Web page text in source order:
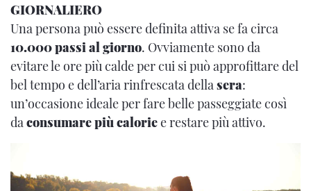
GIORNALIERO
Una persona può essere definita attiva se fa circa
10.000 passi al giorno. Ovviamente sono da
evitare le ore più calde per cui si può approfittare del
bel tempo e dell’aria rinfrescata dellasera:
un’occasione ideale per fare belle passeggiate così
daconsumare più caloriee restare più attivo.